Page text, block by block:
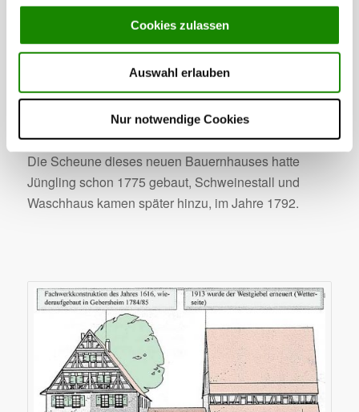
Cookies zulassen
Auswahl erlauben
Nur notwendige Cookies
abgebrochen und das Baumaterial verkauft 
offensichtlich an den Gebersheimer Schultheißen
Jüngling. Auf dem Gartengrundstück hinter seinem
Elternhaus ließ er ein neues Wohnhaus errichten.
Das Fachwerkholz aber  so die Auswertung der
Jahresringe  wurde bereits im Winter 1615/16 gefällt.
Die Scheune dieses neuen Bauernhauses hatte
Jüngling schon 1775 gebaut, Schweinestall und
Waschhaus kamen später hinzu, im Jahre 1792.